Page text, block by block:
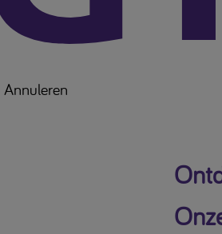
Annuleren